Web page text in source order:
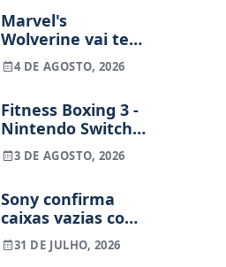
Marvel's
Wolverine vai ter
decapitações e
nádegas à mostra
4 DE AGOSTO, 2026
Fitness Boxing 3 -
Nintendo Switch 2
Edition (análise) |
Treinos refinados,
ritmo
3 DE AGOSTO, 2026
Sony confirma
caixas vazias com
códigos a partir de
2028
31 DE JULHO, 2026